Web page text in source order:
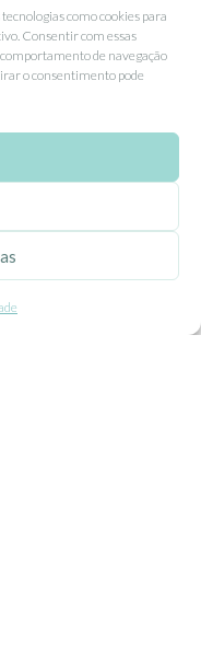
como cookies para
Consentir com essas
de navegação
o consentimento pode
Rede Fixa Nacional
Portugal